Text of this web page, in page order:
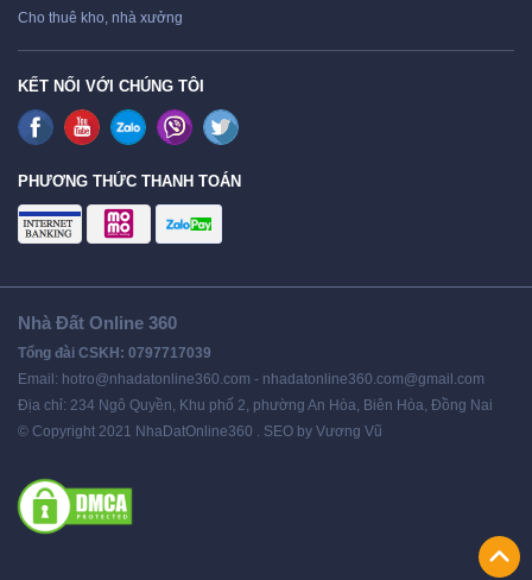
Cho thuê kho, nhà xưởng
KẾT NỐI VỚI CHÚNG TÔI
PHƯƠNG THỨC THANH TOÁN
Nhà Đất Online 360
Tổng đài CSKH: 0797717039
Email: hotro@nhadatonline360.com - nhadatonline360.com@gmail.com
Địa chỉ: 234 Ngô Quyền, Khu phố 2, phường An Hòa, Biên Hòa, Đồng Nai
© Copyright 2021 NhaDatOnline360 . SEO by Vương Vũ